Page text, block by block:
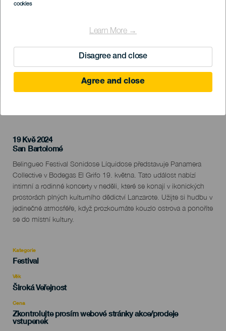
cookies
Learn More →
Disagree and close
Agree and close
19 Kvě 2024
Localidad
San Bartolomé
Descripción
del
evento
Belingueo Festival Sonidose Líquidose představuje Panamera
Collective v Bodegas El Grifo 19. května. Tato událost nabízí
intimní a rodinné koncerty v neděli, které se konají v ikonických
prostorách plných kulturního dědictví Lanzarote. Užijte si hudbu v
jedinečné atmosféře, když prozkoumáte kouzlo ostrova a ponoříte
se do místní kultury.
Kategorie
Categoría
evento
Festival
Věk
Edad
Recomendada
Široká Veřejnost
Cena
Zkontrolujte prosím webové stránky akce/prodeje
vstupenek